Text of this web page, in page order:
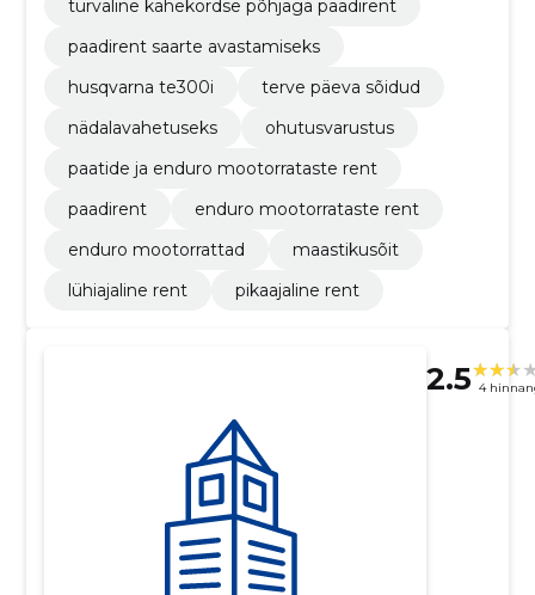
turvaline kahekordse põhjaga paadirent
paadirent saarte avastamiseks
husqvarna te300i
terve päeva sõidud
nädalavahetuseks
ohutusvarustus
paatide ja enduro mootorrataste rent
paadirent
enduro mootorrataste rent
enduro mootorrattad
maastikusõit
lühiajaline rent
pikaajaline rent
2.5 4